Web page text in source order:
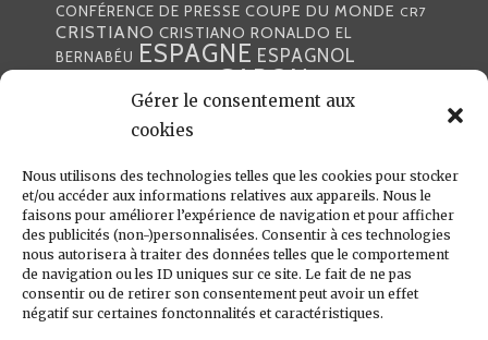
Gérer le consentement aux
cookies
Nous utilisons des technologies telles que les cookies pour stocker
et/ou accéder aux informations relatives aux appareils. Nous le
faisons pour améliorer l’expérience de navigation et pour afficher
des publicités (non-)personnalisées. Consentir à ces technologies
nous autorisera à traiter des données telles que le comportement
de navigation ou les ID uniques sur ce site. Le fait de ne pas
consentir ou de retirer son consentement peut avoir un effet
négatif sur certaines fonctonnalités et caractéristiques.
CONFÉRENCE DE PRESSE COUPE DU MONDE CR7
CRISTIANO CRISTIANO RONALDO EL
BERNABÉU ESPAGNE ESPAGNOL
GABON
JULEN LOPETEGUI KARIM BENZÉMA
LIGUE DES CHAMPIONS
MADRILÈNES MARCA MARCELO MERCATO
MERENGUE MERENGUES PORTUGAL PRESSE
PRESSE MADRILÈNEREALREAL
MADRID RONALDO SANTIAGO SOLARI
UEFA ZIDANE ZINÉDINE ZINÉDINE ZIDANE
LIENS UTILES